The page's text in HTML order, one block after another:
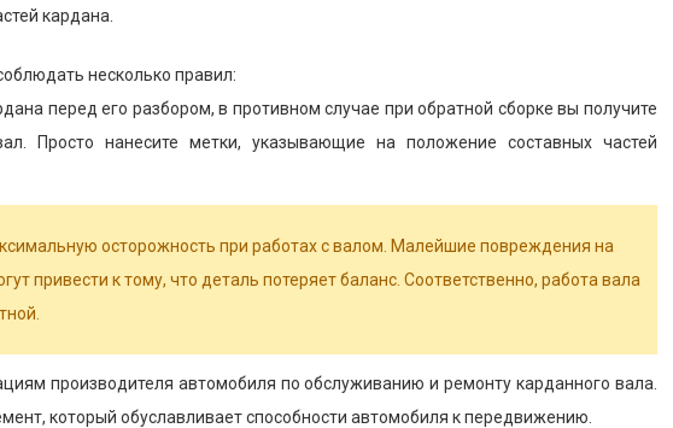
кардана.
несколько правил:
перед его разбором, в противном случае при обратной сборке вы получите
Просто нанесите метки, указывающие на положение составных частей
осторожность при работах с валом. Малейшие повреждения на
привести к тому, что деталь потеряет баланс. Соответственно, работа вала
производителя автомобиля по обслуживанию и ремонту карданного вала.
который обуславливает способности автомобиля к передвижению.